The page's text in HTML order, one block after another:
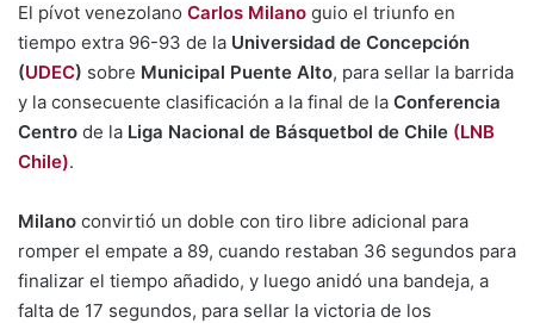
El pívot venezolano Carlos Milano guio el triunfo en
tiempo extra 96-93 de la Universidad de Concepción
(UDEC) sobre Municipal Puente Alto, para sellar la barrida
y la consecuente clasificación a la final de la Conferencia
Centro de la Liga Nacional de Básquetbol de Chile (LNB
Chile).
Milano convirtió un doble con tiro libre adicional para
romper el empate a 89, cuando restaban 36 segundos para
finalizar el tiempo añadido, y luego anidó una bandeja, a
falta de 17 segundos, para sellar la victoria de los